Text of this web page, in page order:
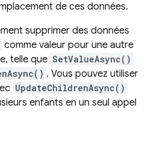
de ces données.
supprimer des données
comme valeur pour une autre
telle que SetValueAsync()
. Vous pouvez utiliser
UpdateChildrenAsync()
enfants en un seul appel